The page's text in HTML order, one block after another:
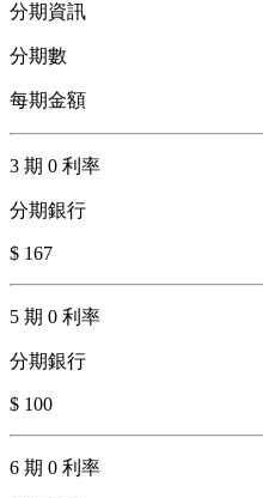
分期資訊
分期數
每期金額
3 期 0 利率
分期銀行
$ 167
5 期 0 利率
分期銀行
$ 100
6 期 0 利率